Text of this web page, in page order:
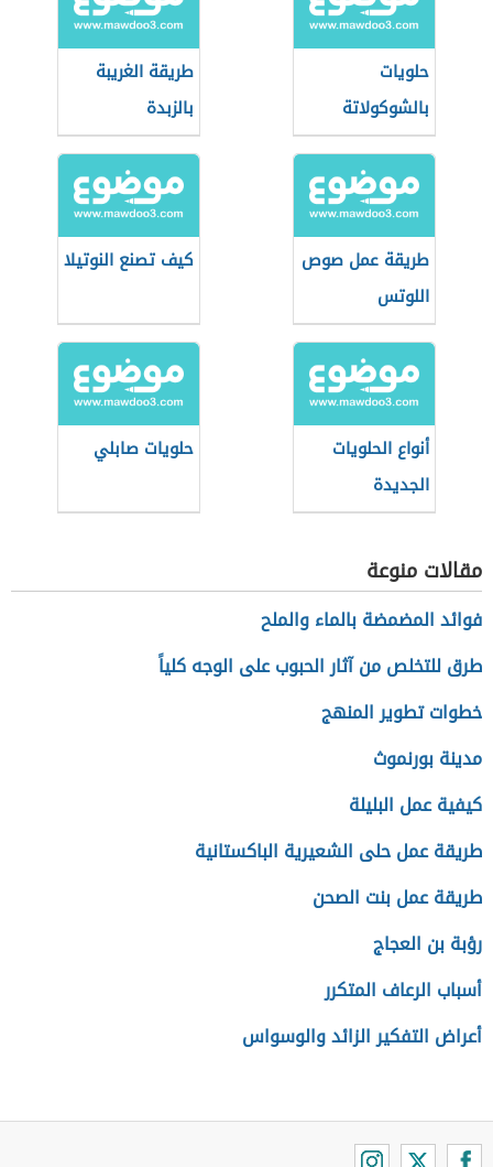
حلويات
بالشوكولاتة
طريقة الغريبة
بالزبدة
طريقة عمل صوص
اللوتس
كيف تصنع النوتيلا
أنواع الحلويات
الجديدة
حلويات صابلي
مقالات منوعة
فوائد المضمضة بالماء والملح
طرق للتخلص من آثار الحبوب على الوجه كلياً
خطوات تطوير المنهج
مدينة بورنموث
كيفية عمل البليلة
طريقة عمل حلى الشعيرية الباكستانية
طريقة عمل بنت الصحن
رؤبة بن العجاج
أسباب الرعاف المتكرر
أعراض التفكير الزائد والوسواس